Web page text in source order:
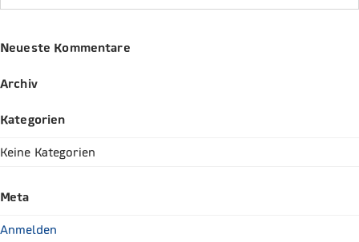
Neueste Kommentare
Archiv
Kategorien
Keine Kategorien
Meta
Anmelden